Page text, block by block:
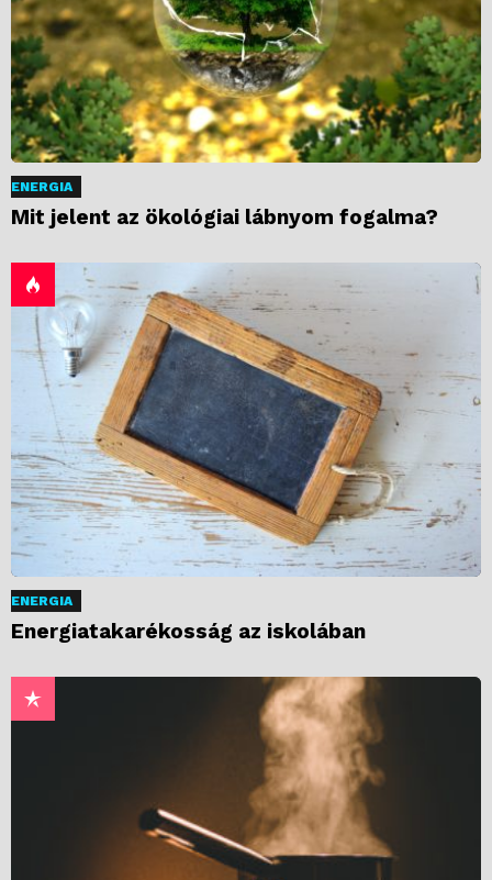
ENERGIA
Mit jelent az ökológiai lábnyom fogalma?
ENERGIA
Energiatakarékosság az iskolában